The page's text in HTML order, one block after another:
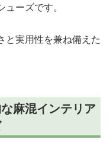
ーズです。
と実用性を兼ね備えた
麻混インテリア